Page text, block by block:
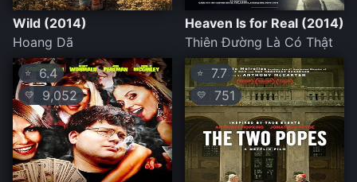
Wild (2014)
Hoang Dã
Heaven Is for Real (2014)
Thiên Đường Là Có Thật
⭐6.4
💛 9,052
⭐ 7.7
💛 751